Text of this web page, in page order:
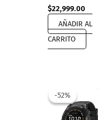
$22,999.00
AÑADIR AL
CARRITO
-52%
-52%